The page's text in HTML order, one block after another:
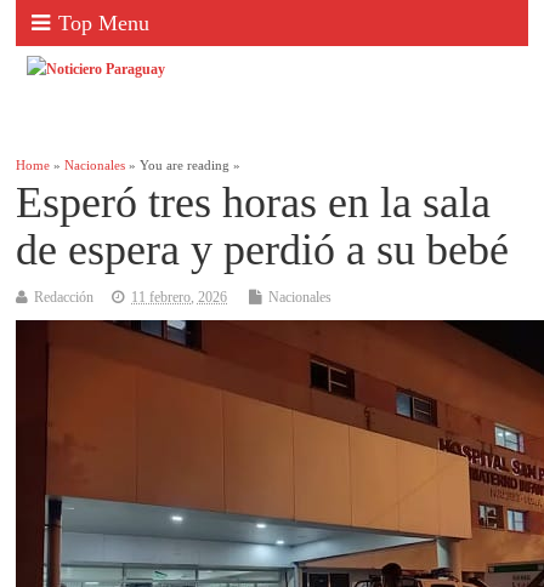
Top Menu
Home »Nacionales » You are reading »
Esperó tres horas en la sala
de espera y perdió a su bebé
Redacción 11 febrero, 2026 Nacionales